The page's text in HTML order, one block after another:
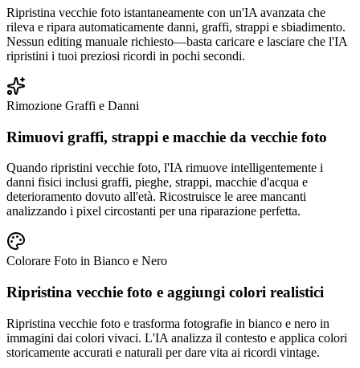
Ripristina vecchie foto istantaneamente con un'IA avanzata che
rileva e ripara automaticamente danni, graffi, strappi e sbiadimento.
Nessun editing manuale richiesto—basta caricare e lasciare che l'IA
ripristini i tuoi preziosi ricordi in pochi secondi.
Rimozione Graffi e Danni
Rimuovi graffi, strappi e macchie da vecchie foto
Quando ripristini vecchie foto, l'IA rimuove intelligentemente i
danni fisici inclusi graffi, pieghe, strappi, macchie d'acqua e
deterioramento dovuto all'età. Ricostruisce le aree mancanti
analizzando i pixel circostanti per una riparazione perfetta.
Colorare Foto in Bianco e Nero
Ripristina vecchie foto e aggiungi colori realistici
Ripristina vecchie foto e trasforma fotografie in bianco e nero in
immagini dai colori vivaci. L'IA analizza il contesto e applica colori
storicamente accurati e naturali per dare vita ai ricordi vintage.